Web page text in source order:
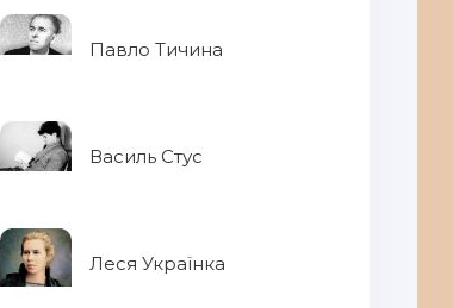
Павло Тичина
Василь Стус
Леся Українка